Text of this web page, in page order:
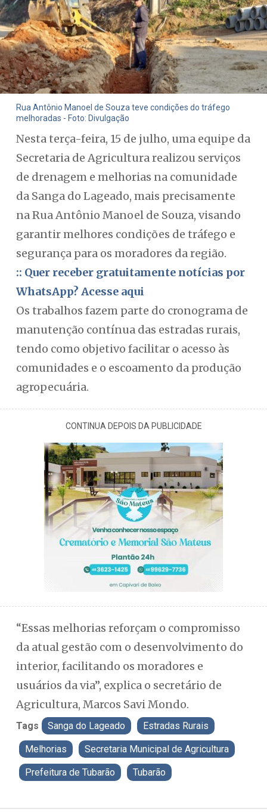
Rua Antônio Manoel de Souza teve condições do tráfego
melhoradas - Foto: Divulgação
Nesta terça-feira, 15 de julho, uma equipe da
Secretaria de Agricultura realizou serviços
de drenagem e melhorias na comunidade
da Sanga do Lageado, mais precisamente
na Rua Antônio Manoel de Souza, visando
garantir melhores condições de tráfego e
segurança para os moradores da região.
:: Quer receber gratuitamente notícias por
WhatsApp? Acesse aqui
Os trabalhos fazem parte do cronograma de
manutenção contínua das estradas rurais,
tendo como objetivo facilitar o acesso às
comunidades e o escoamento da produção
agropecuária.
CONTINUA DEPOIS DA PUBLICIDADE
“Essas melhorias reforçam o compromisso
da atual gestão com o desenvolvimento do
interior, facilitando os moradores e
usuários da via”, explica o secretário de
Agricultura, Marcos Savi Mondo.
Tags Sanga do Lageado Estradas Rurais
Melhorias Secretaria Municipal de Agricultura
Prefeitura de Tubarão Tubarão